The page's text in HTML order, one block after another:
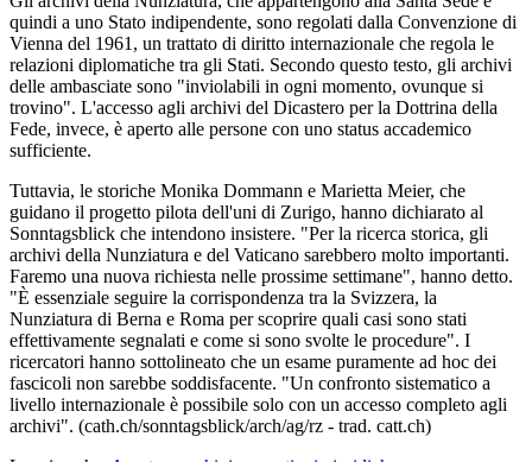
quindi a uno Stato indipendente, sono regolati dalla Convenzione di
Vienna del 1961, un trattato di diritto internazionale che regola le
relazioni diplomatiche tra gli Stati. Secondo questo testo, gli archivi
delle ambasciate sono "inviolabili in ogni momento, ovunque si
trovino". L'accesso agli archivi del Dicastero per la Dottrina della
Fede, invece, è aperto alle persone con uno status accademico
sufficiente.
Tuttavia, le storiche Monika Dommann e Marietta Meier, che
guidano il progetto pilota dell'uni di Zurigo, hanno dichiarato al
Sonntagsblick che intendono insistere. "Per la ricerca storica, gli
archivi della Nunziatura e del Vaticano sarebbero molto importanti.
Faremo una nuova richiesta nelle prossime settimane", hanno detto.
"È essenziale seguire la corrispondenza tra la Svizzera, la
Nunziatura di Berna e Roma per scoprire quali casi sono stati
effettivamente segnalati e come si sono svolte le procedure". I
ricercatori hanno sottolineato che un esame puramente ad hoc dei
fascicoli non sarebbe soddisfacente. "Un confronto sistematico a
livello internazionale è possibile solo con un accesso completo agli
archivi". (cath.ch/sonntagsblick/arch/ag/rz - trad. catt.ch)